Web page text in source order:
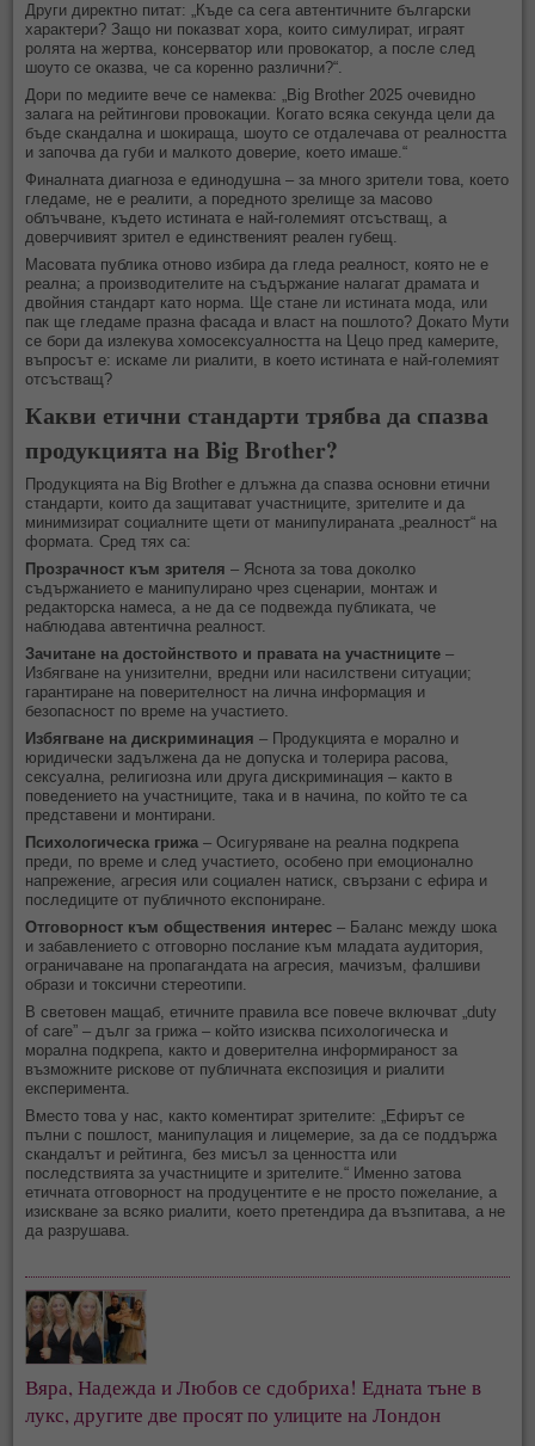
Други директно питат: „Къде са сега автентичните български
характери? Защо ни показват хора, които симулират, играят
ролята на жертва, консерватор или провокатор, а после след
шоуто се оказва, че са коренно различни?“.
Дори по медиите вече се намеква: „Big Brother 2025 очевидно
залага на рейтингови провокации. Когато всяка секунда цели да
бъде скандална и шокираща, шоуто се отдалечава от реалността
и започва да губи и малкото доверие, което имаше.“
Финалната диагноза е единодушна – за много зрители това, което
гледаме, не е реалити, а поредното зрелище за масово
облъчване, където истината е най-големият отсъстващ, а
доверчивият зрител е единственият реален губещ.
Масовата публика отново избира да гледа реалност, която не е
реална; а производителите на съдържание налагат драмата и
двойния стандарт като норма. Ще стане ли истината мода, или
пак ще гледаме празна фасада и власт на пошлото? Докато Мути
се бори да излекува хомосексуалността на Цецо пред камерите,
въпросът е: искаме ли риалити, в което истината е най-големият
отсъстващ?
Какви етични стандарти трябва да спазва
продукцията на Big Brother?
Продукцията на Big Brother е длъжна да спазва основни етични
стандарти, които да защитават участниците, зрителите и да
минимизират социалните щети от манипулираната „реалност“ на
формата. Сред тях са:
Прозрачност към зрителя – Яснота за това доколко
съдържанието е манипулирано чрез сценарии, монтаж и
редакторска намеса, а не да се подвежда публиката, че
наблюдава автентична реалност.
Зачитане на достойнството и правата на участниците –
Избягване на унизителни, вредни или насилствени ситуации;
гарантиране на поверителност на лична информация и
безопасност по време на участието.
Избягване на дискриминация – Продукцията е морално и
юридически задължена да не допуска и толерира расова,
сексуална, религиозна или друга дискриминация – както в
поведението на участниците, така и в начина, по който те са
представени и монтирани.
Психологическа грижа – Осигуряване на реална подкрепа
преди, по време и след участието, особено при емоционално
напрежение, агресия или социален натиск, свързани с ефира и
последиците от публичното експониране.
Отговорност към обществения интерес – Баланс между шока
и забавлението с отговорно послание към младата аудитория,
ограничаване на пропагандата на агресия, мачизъм, фалшиви
образи и токсични стереотипи.
В световен мащаб, етичните правила все повече включват „duty
of care” – дълг за грижа – който изисква психологическа и
морална подкрепа, както и доверителна информираност за
възможните рискове от публичната експозиция и риалити
експеримента.
Вместо това у нас, както коментират зрителите: „Ефирът се
пълни с пошлост, манипулация и лицемерие, за да се поддържа
скандалът и рейтинга, без мисъл за ценността или
последствията за участниците и зрителите.“ Именно затова
етичната отговорност на продуцентите е не просто пожелание, а
изискване за всяко риалити, което претендира да възпитава, а не
да разрушава.
Вяра, Надежда и Любов се сдобриха! Едната тъне в
лукс, другите две просят по улиците на Лондон